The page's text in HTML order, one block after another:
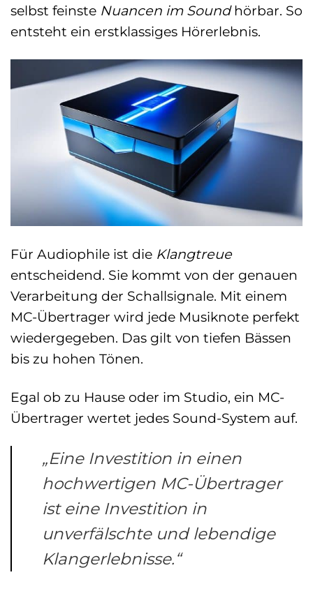
selbst feinste Nuancen im Soundhörbar. So
entsteht ein erstklassiges Hörerlebnis.
Für Audiophile ist die Klangtreue
entscheidend. Sie kommt von der genauen
Verarbeitung der Schallsignale. Mit einem
MC-Übertrager wird jede Musiknote perfekt
wiedergegeben. Das gilt von tiefen Bässen
bis zu hohen Tönen.
Egal ob zu Hause oder im Studio, ein MC-
Übertrager wertet jedes Sound-System auf.
„Eine Investition in einen
hochwertigen MC-Übertrager
ist eine Investition in
unverfälschte und lebendige
Klangerlebnisse.“